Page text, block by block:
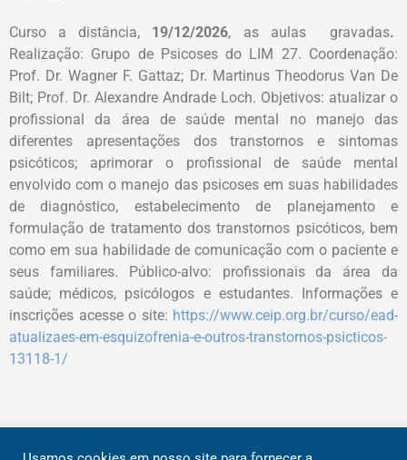
Curso a distância, 19/12/2026, as aulas gravadas.
Realização: Grupo de Psicoses do LIM 27. Coordenação:
Prof. Dr. Wagner F. Gattaz; Dr. Martinus Theodorus Van De
Bilt; Prof. Dr. Alexandre Andrade Loch. Objetivos: atualizar o
profissional da área de saúde mental no manejo das
diferentes apresentações dos transtornos e sintomas
psicóticos; aprimorar o profissional de saúde mental
envolvido com o manejo das psicoses em suas habilidades
de diagnóstico, estabelecimento de planejamento e
formulação de tratamento dos transtornos psicóticos, bem
como em sua habilidade de comunicação com o paciente e
seus familiares. Público-alvo: profissionais da área da
saúde; médicos, psicólogos e estudantes. Informações e
inscrições acesse o site: https://www.ceip.org.br/curso/ead-
atualizaes-em-esquizofrenia-e-outros-transtornos-psicticos-
13118-1/